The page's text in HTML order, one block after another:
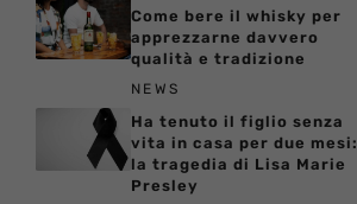
Come bere il whisky per
apprezzarne davvero
qualità e tradizione
NEWS
Ha tenuto il figlio senza
vita in casa per due mesi:
la tragedia di Lisa Marie
Presley